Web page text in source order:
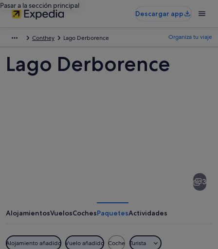
Pasar a la sección principal
Descargar app
Conthey Lago Derborence Organiza tu viaje
Lago Derborence
3
AlojamientosVuelosCochesPaquetesActividades
Alojamiento añadido Vuelo añadido Coche Turista